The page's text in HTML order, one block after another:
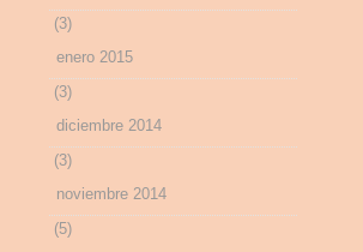
(3)
enero 2015
(3)
diciembre 2014
(3)
noviembre 2014
(5)